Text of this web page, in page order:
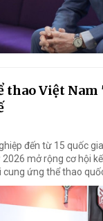
thao Việt Nam
đến từ 15 quốc
mở rộng cơ hội
ứng thể thao